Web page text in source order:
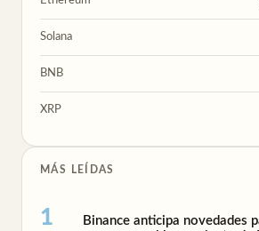
Solana
BNB
XRP
MÁS LEÍDAS
Binance anticipa novedades